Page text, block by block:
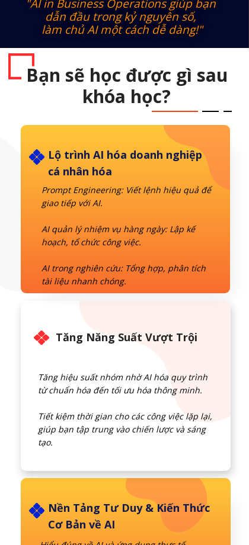
"AI in Business Operations giúp bạn
dẫn đầu trong kỷ nguyên số,
làm chủ AI một cách dễ dàng!"
Bạn sẽ học được gì sau
khóa học?
Nền Tảng Tư Duy & Kiến Thức
Cơ Bản về AI
Tăng Năng Suất Vượt Trội
Tăng hiệu suất nhóm nhờ AI hóa quy trình
từ chuẩn hóa đến tối ưu hóa thông minh.
Tiết kiệm thời gian cho các công việc lặp lại,
giúp bạn tập trung vào chiến lược và sáng
tạo.
Lộ trình AI hóa doanh nghiệp
cá nhân hóa
Prompt Engineering: Viết lệnh hiệu quả để
giao tiếp với AI.
AI quản lý nhiệm vụ hàng ngày: Lập kế
hoạch, tổ chức công việc.
AI trong nghiên cứu: Tổng hợp, phân tích
tài liệu nhanh chóng.